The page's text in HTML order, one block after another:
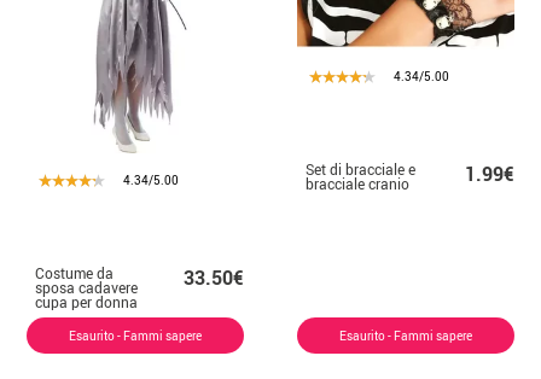
4.34/5.00
Costume da
sposa cadavere
cupa per donna
33.50€
Esaurito - Fammi sapere
4.34/5.00
Set di bracciale e
bracciale cranio 1.99€
Esaurito - Fammi sapere